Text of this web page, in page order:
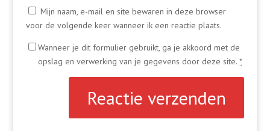
Mijn naam, e-mail en site bewaren in deze browser
voor de volgende keer wanneer ik een reactie plaats.
Wanneer je dit formulier gebruikt, ga je akkoord met de
opslag en verwerking van je gegevens door deze site. *